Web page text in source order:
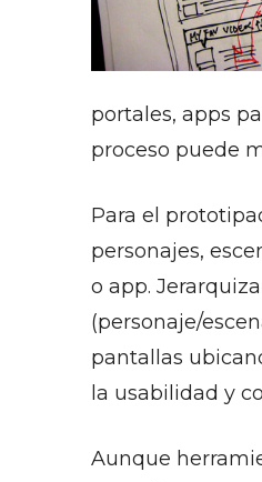
portales, apps
proceso puede
Para el
personajes,
o app.
(personaje/
pantallas
la usabilidad y
Aunque